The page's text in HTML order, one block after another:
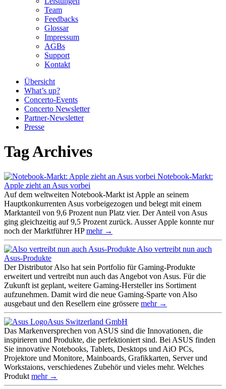
Team
Feedbacks
Glossar
Impressum
AGBs
Support
Kontakt
Übersicht
What’s up?
Concerto-Events
Concerto Newsletter
Partner-Newsletter
Presse
Tag Archives
Notebook-Markt:
Apple zieht an Asus vorbei
Auf dem weltweiten Notebook-Markt ist Apple an seinem
Hauptkonkurrenten Asus vorbeigezogen und belegt mit einem
Marktanteil von 9,6 Prozent nun Platz vier. Der Anteil von Asus
ging gleichzeitig auf 9,5 Prozent zurück. Ausser Apple konnte nur
noch der Marktführer HPmehr →
Also vertreibt nun auch
Asus-Produkte
Der Distributor Also hat sein Portfolio für Gaming-Produkte
erweitert und vertreibt nun auch das Angebot von Asus. Für die
Zukunft ist geplant, weitere Gaming-Hersteller ins Sortiment
aufzunehmen. Damit wird die neue Gaming-Sparte von Also
ausgebaut und den Resellern eine grössere mehr →
Asus Switzerland GmbH
Das Markenversprechen von ASUS sind die Innovationen, die
inspirieren und Produkte, die perfektioniert sind. Bei ASUS finden
Sie innovative Notebooks, Tablets, Desktops und AiO PCs,
Projektore und Monitore, Mainboards, Grafikkarten, Server und
Workstaions, verschiedenes Zubehör und vieles mehr. Welches
Produkt mehr →